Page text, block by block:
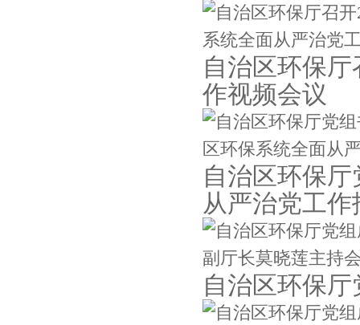
自治区环保
作视频会议
自治区环保
从严治党工作
自治区环保